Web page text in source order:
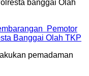
Pemotor
Banggai Olah TKP